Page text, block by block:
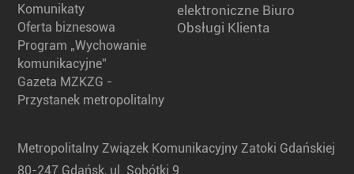
Komunikaty
Oferta biznesowa
Program „Wychowanie
komunikacyjne”
Gazeta MZKZG -
Przystanek metropolitalny
elektroniczne Biuro
Obsługi Klienta
Metropolitalny Związek Komunikacyjny Zatoki Gdańskiej
80-247 Gdańsk, ul. Sobótki 9